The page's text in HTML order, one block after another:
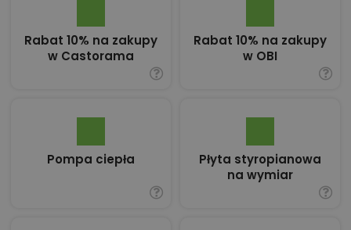
Rabat 10% na zakupy
w Castorama
Rabat 10% na zakupy
w OBI
Pompa ciepła
Płyta styropianowa
na wymiar